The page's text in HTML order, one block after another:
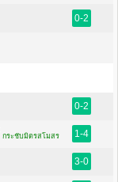
0-2
0-2
กระชับมิตรสโมสร 1-4
3-0